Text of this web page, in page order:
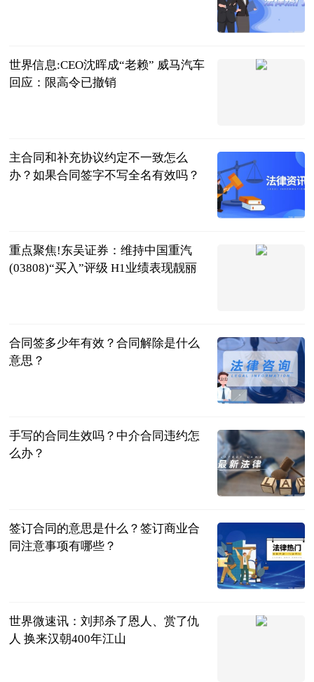
世界信息:CEO沈晖成“老赖” 威马汽车
回应：限高令已撤销
主合同和补充协议约定不一致怎么
办？如果合同签字不写全名有效吗？
重点聚焦!东吴证券：维持中国重汽
(03808)“买入”评级 H1业绩表现靓丽
合同签多少年有效？合同解除是什么
意思？
手写的合同生效吗？中介合同违约怎
么办？
签订合同的意思是什么？签订商业合
同注意事项有哪些？
世界微速讯：刘邦杀了恩人、赏了仇
人 换来汉朝400年江山